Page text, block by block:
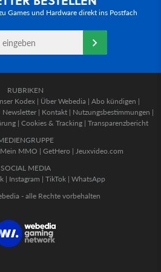
Games und Hardware direkt ins Postfach
RUBRIKEN
Kodex | Über Webedia | Abo kündigen |
Newsletter | Kontakt | Nutzungsbestimmungen |
| Cookies & Tracking | Transparenzbericht
Mein MMO | GetHero | Jeuxvideo.com
SOCIAL MEDIA
| Instagram | TikTok | WhatsApp
- alle Rechte vorbehalten